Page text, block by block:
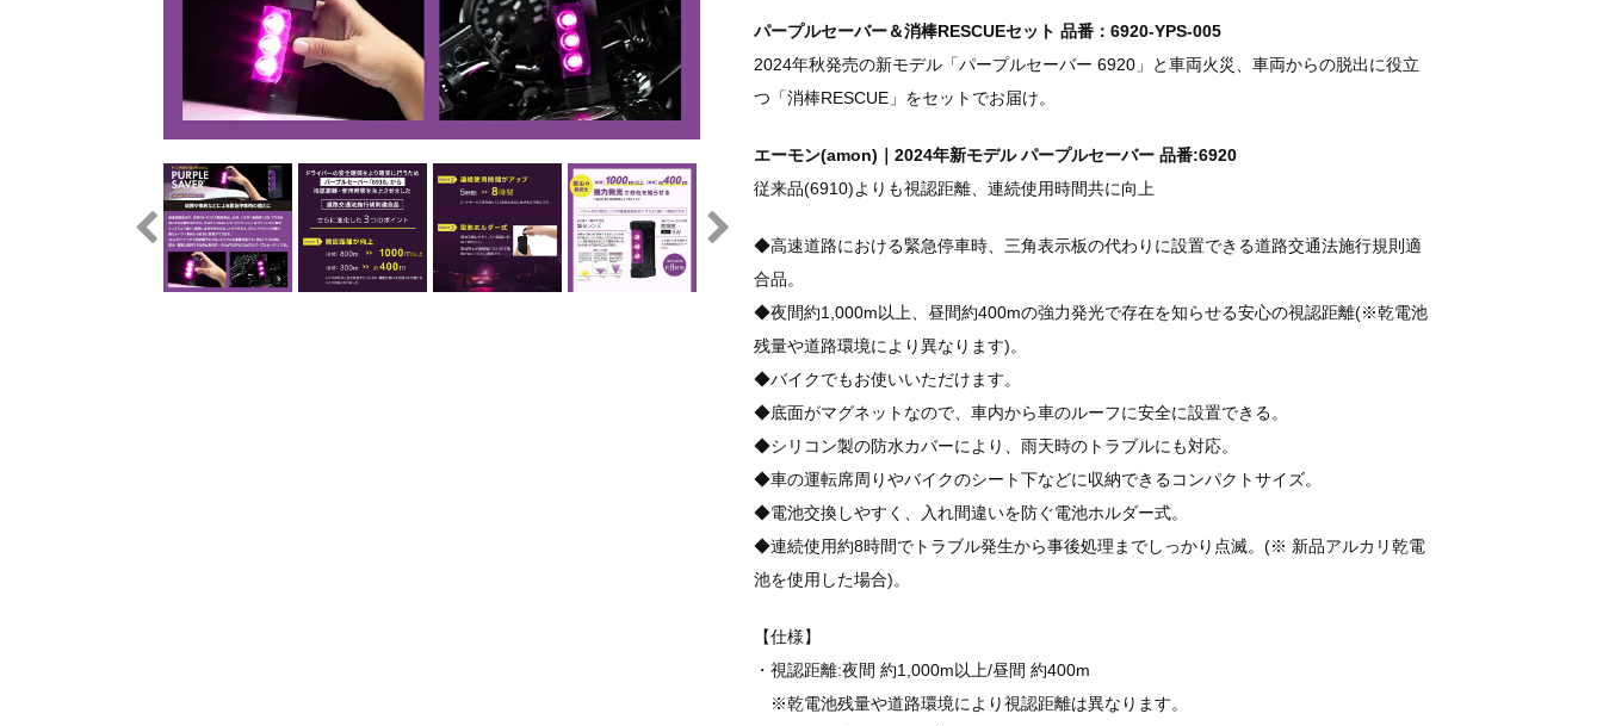
パープルセーバー＆消棒RESCUEセット 品番：6920-YPS-005
2024年秋発売の新モデル「パープルセーバー 6920」と車両火災、車両からの脱出に役立
つ「消棒RESCUE」をセットでお届け。
エーモン(amon)｜2024年新モデル パープルセーバー 品番:6920
従来品(6910)よりも視認距離、連続使用時間共に向上
◆高速道路における緊急停車時、三角表示板の代わりに設置できる道路交通法施行規則適
合品。
◆夜間約1,000m以上、昼間約400mの強力発光で存在を知らせる安心の視認距離(※乾電池
残量や道路環境により異なります)。
◆バイクでもお使いいただけます。
◆底面がマグネットなので、車内から車のルーフに安全に設置できる。
◆シリコン製の防水カバーにより、雨天時のトラブルにも対応。
◆車の運転席周りやバイクのシート下などに収納できるコンパクトサイズ。
◆電池交換しやすく、入れ間違いを防ぐ電池ホルダー式。
◆連続使用約8時間でトラブル発生から事後処理までしっかり点滅。(※ 新品アルカリ乾電
池を使用した場合)。
【仕様】
・視認距離:夜間 約1,000m以上/昼間 約400m
※乾電池残量や道路環境により視認距離は異なります。